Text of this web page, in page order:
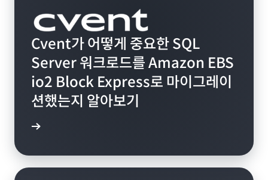
Cvent가 어떻게 중요한 SQL
Server 워크로드를 Amazon EBS
io2 Block Express로 마이그레이
션했는지 알아보기